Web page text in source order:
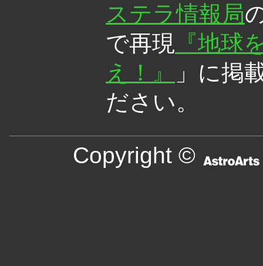
ステラ情報局
で再現 『地球
え！』
」に掲
ださい。
Copyright ©